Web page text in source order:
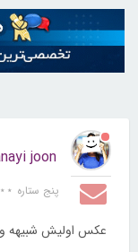
joon
پنج ستاره
عکس اولیش شبیهه